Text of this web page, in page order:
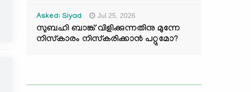
Asked: Siyad Jul 25, 2026
സുബഹി ബാങ്ക് വിളിക്കുന്നതിനു മുന്നേ
നിസ്കാരം നിസ്കരിക്കാൻ പറ്റുമോ?